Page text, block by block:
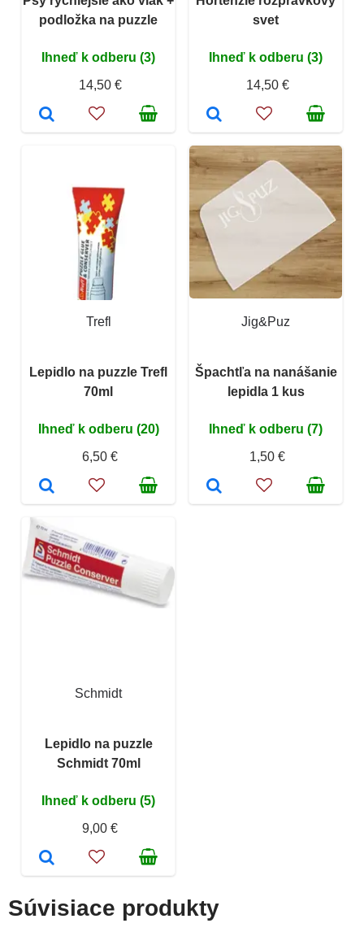
podložka na puzzle
Ihneď k odberu (3)
14,50 €
svet
Ihneď k odberu (3)
14,50 €
Trefl
Lepidlo na puzzle Trefl
70ml
Ihneď k odberu (20)
6,50 €
Jig&Puz
Špachtľa na nanášanie
lepidla 1 kus
Ihneď k odberu (7)
1,50 €
Schmidt
Lepidlo na puzzle
Schmidt 70ml
Ihneď k odberu (5)
9,00 €
Súvisiace produkty